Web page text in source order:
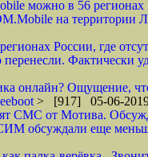
можно в 56 регионах
на
России, где
Фактически
онлайн? Ощущение,
> [917] 05-06-
СМС от Мотива.
обсуждали еще